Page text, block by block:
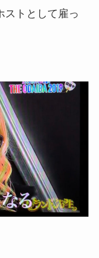
ストとして雇っ